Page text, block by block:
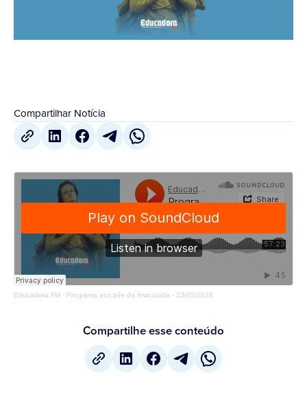
Compartilhar Notícia
Educadora FM · Programa aos pés da Imaculada - 23/05/2026
Compartilhe esse conteúdo